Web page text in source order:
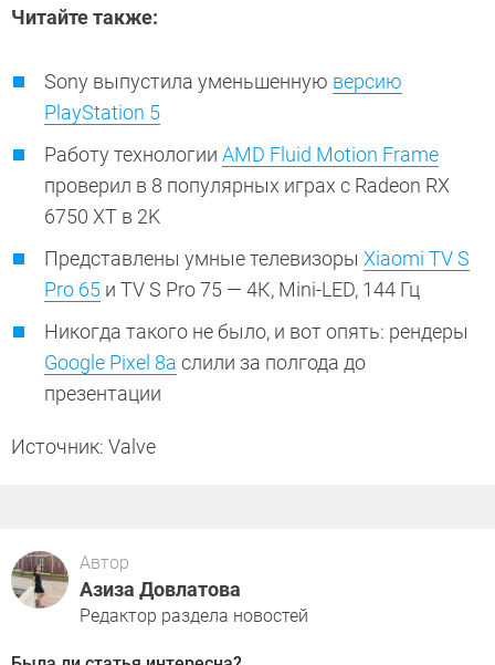
Читайте также:
Sony выпустила уменьшенную версию
PlayStation 5
Работу технологии AMD Fluid Motion Frame
проверил в 8 популярных играх с Radeon RX
6750 XT в 2K
Представлены умные телевизоры Xiaomi TV S
Pro 65 и TV S Pro 75 — 4К, Mini-LED, 144 Гц
Никогда такого не было, и вот опять: рендеры
Google Pixel 8a слили за полгода до
презентации
Источник: Valve
Автор
Азиза Довлатова
Редактор раздела новостей